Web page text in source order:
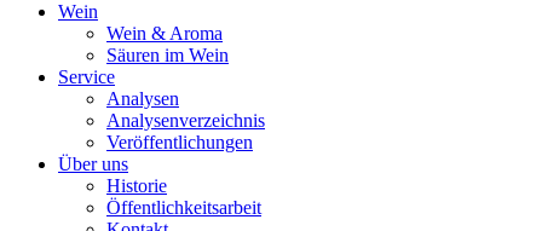
Wein
Wein & Aroma
Säuren im Wein
Service
Analysen
Analysenverzeichnis
Veröffentlichungen
Über uns
Historie
Öffentlichkeitsarbeit